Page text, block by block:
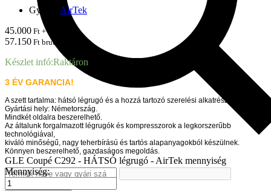
Gyártó: AirTek
45.000 Ft + ÁFA
57.150 Ft brutto
Készlet infó:Raktáron
3 ÉV GARANCIA!
A szett tartalma: hátsó légrugó és a hozzá tartozó szerelési alkatrészek.
Gyártási hely: Németország.
Mindkét oldalra beszerelhető.
Az általunk forgalmazott légrugók és kompresszorok a legkorszerűbb
technológiával,
kiváló minőségű, nagy teherbírású és tartós alapanyagokból készülnek.
Könnyen beszerelhető, gazdaságos megoldás.
GLE Coupé C292 - HÁTSÓ légrugó - AirTek mennyiség
Mennyiség: